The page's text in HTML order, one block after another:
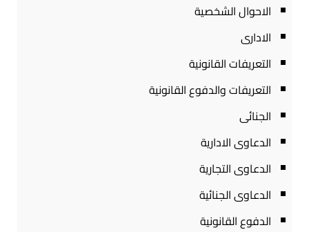
الاحوال الشخصية
الادارى
التعريفات القانونية
التعريفات والدفوع القانونية
الجنائى
الدعاوى الادارية
الدعاوى التجارية
الدعاوى الجنائية
الدفوع القانونية